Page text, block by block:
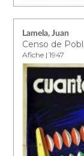
Lamela, Juan
Censo de
Afiche | 1947